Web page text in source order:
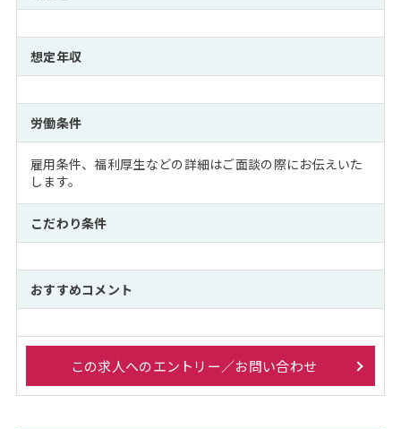
想定年収
労働条件
雇用条件、福利厚生などの詳細はご面談の際にお伝えいた
します。
こだわり条件
おすすめコメント
この求人へのエントリー／お問い合わせ